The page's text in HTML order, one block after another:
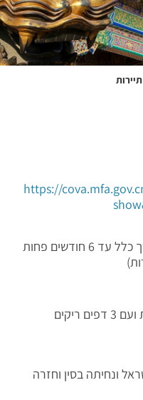
https://
ויזה רבת כניסות, (תוקף הויזה בדרך כלל עד 6 חודשים פחות
ונחיתה בסין וחזרה